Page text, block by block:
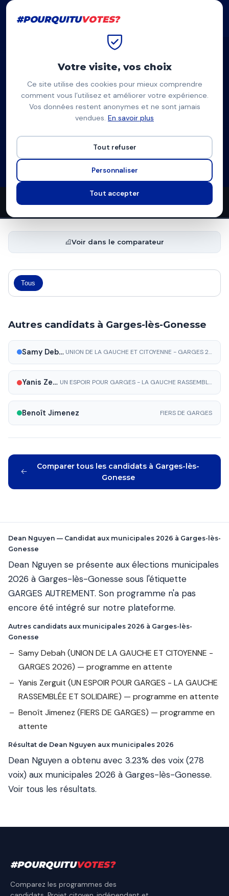
#POURQUITUVOTES?
DN
Dean Nguyen
Liste écologiste
0propositions0thèmes couverts4candidats en lice
Voir dans le comparateur
Tous
Autres candidats à Garges-lès-Gonesse
Samy Debah UNION DE LA GAUCHE ET CITOYENNE - GARGES 2026
Yanis Zerguit UN ESPOIR POUR GARGES - LA GAUCHE RASSEMBLÉE ET SOLIDAIRE
Benoît Jimenez FIERS DE GARGES
Comparer tous les candidats à Garges-lès-
Gonesse
Dean Nguyen — Candidat aux municipales 2026 à Garges-lès-
Gonesse
Dean Nguyen se présente aux élections municipales
2026 à Garges-lès-Gonesse sous l'étiquette
GARGES AUTREMENT. Son programme n'a pas
encore été intégré sur notre plateforme.
Autres candidats aux municipales 2026 à Garges-lès-
Gonesse
Samy Debah (UNION DE LA GAUCHE ET CITOYENNE -
GARGES 2026) — programme en attente
Yanis Zerguit (UN ESPOIR POUR GARGES - LA GAUCHE
RASSEMBLÉE ET SOLIDAIRE) — programme en attente
Benoît Jimenez (FIERS DE GARGES) — programme en
attente
Résultat de Dean Nguyen aux municipales 2026
Dean Nguyen a obtenu avec 3.23% des voix (278
voix) aux municipales 2026 à Garges-lès-Gonesse.
Voir tous les résultats.
#POURQUITUVOTES?
Comparez les programmes des
#POURQUITUVOTES?
Votre visite, vos choix
Ce site utilise des cookies pour mieux comprendre
comment vous l’utilisez et améliorer votre expérience.
Vos données restent anonymes et ne sont jamais
vendues. En savoir plus
Tout refuser
Personnaliser
Tout accepter